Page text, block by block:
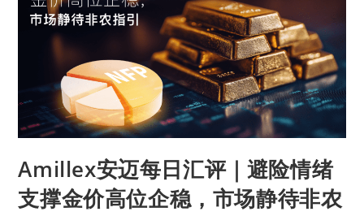
Amillex安迈每日汇评｜避险情绪
支撑金价高位企稳，市场静待非农